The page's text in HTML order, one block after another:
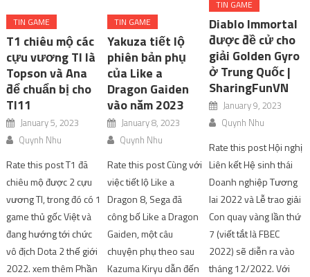
TIN GAME
T1 chiêu mộ các
cựu vương TI là
Topson và Ana
để chuẩn bị cho
TI11
January 5, 2023
Quynh Nhu
Rate this post T1 đã
chiêu mộ được 2 cựu
vương TI, trong đó có 1
game thủ gốc Việt và
đang hướng tới chức
vô địch Dota 2 thế giới
2022. xem thêm Phần
TIN GAME
Yakuza tiết lộ
phiên bản phụ
của Like a
Dragon Gaiden
vào năm 2023
January 8, 2023
Quynh Nhu
Rate this post Cùng với
việc tiết lộ Like a
Dragon 8, Sega đã
công bố Like a Dragon
Gaiden, một câu
chuyện phụ theo sau
Kazuma Kiryu dẫn đến
TIN GAME
Diablo Immortal
được đề cử cho
giải Golden Gyro
ở Trung Quốc |
SharingFunVN
January 9, 2023
Quynh Nhu
Rate this post Hội nghị
Liên kết Hệ sinh thái
Doanh nghiệp Tương
lai 2022 và Lễ trao giải
Con quay vàng lần thứ
7 (viết tắt là FBEC
2022) sẽ diễn ra vào
tháng 12/2022. Với